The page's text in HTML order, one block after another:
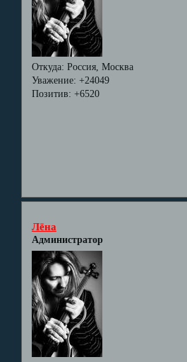
Откуда: Россия, Москва
Уважение: +24049
Позитив: +6520
Лёна
Администратор